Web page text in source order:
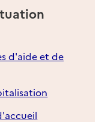
d'aide et de